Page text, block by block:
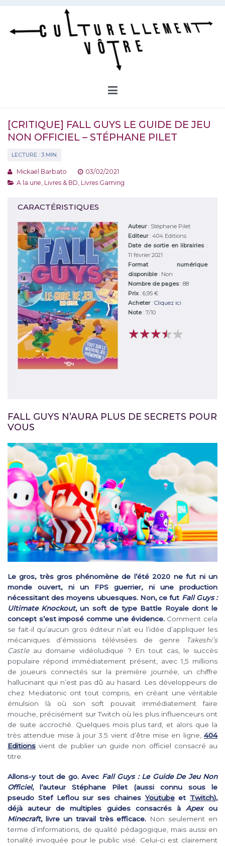
Aller
contenu
[CRITIQUE] FALL GUYS LE GUIDE DE JEU
NON OFFICIEL – STÉPHANE PILET
Mickaël Barbato
03/02/2021
A la une Livres & BD Livres Gaming
CARACTÉRISTIQUES
Auteur: Stéphane Pilet
Editeur: 404 Editions
Date de sortie en librairies :
11 février 2021
Format numérique
disponible: Non
Nombre de pages: 88
Prix: 6,95 €
Acheter: Cliquez ici
Note: 7/10
★★★★★
★★★★★
FALL GUYS N’AURA PLUS DE SECRETS POUR
VOUS
Le gros, très gros phénomène de l’été 2020 ne fut ni un
monde ouvert, ni un FPS guerrier, ni une production
nécessitant des moyens ubuesques. Non, ce fut Fall Guys :
Ultimate Knockout, un soft de type Battle Royale dont le
concept s’est imposé comme une évidence.Comment cela
se fait-il qu’aucun gros éditeur n’ait eu l’idée d’appliquer les
mécaniques d’émissions télévisées de genre
Takeshi’s
Castleau domaine vidéoludique ? En tout cas, le succès
populaire répond immédiatement présent, avec 1,5 millions
de joueurs connectés sur la première journée, un chiffre
hallucinant qui n’est pas dû au hasard. Les développeurs de
chez Mediatonic ont tout compris, en créant une véritable
émulsion là où son soft pouvait immédiatement faire
mouche, précisément sur Twitch où les plus influenceurs ont
de suite accroché. Quelques mois plus tard, et alors que la
très attendue mise à jour 3.5 vient d’être mise en ligne, 404
Editions vient de publier un guide non officiel consacré au
titre.
Allons-y tout de go. Avec Fall Guys : Le Guide De Jeu Non
Officiel, l’auteur Stéphane Pilet (aussi connu sous le
pseudo Stef Leflou sur ses chaines Youtubeet Twitch),
déjà auteur de multiples guides consacrés à Apexou
Minecraft, livre un travail très efficace. Non seulement en
terme d’informations, de qualité pédagogique, mais aussi en
tonalité invoquée pour le public visé. Celui-ci est clairement